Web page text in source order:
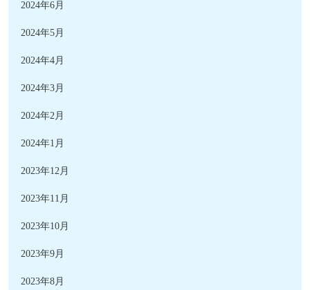
2024年6月
2024年5月
2024年4月
2024年3月
2024年2月
2024年1月
2023年12月
2023年11月
2023年10月
2023年9月
2023年8月